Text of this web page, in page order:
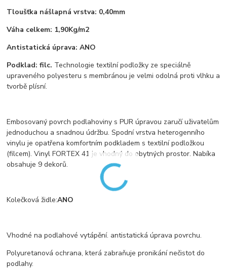
Tloušťka nášlapná vrstva: 0,40mm
Váha celkem: 1,90Kg/m2
Antistatická úprava: ANO
Podklad: filc. Technologie textilní podložky ze speciálně
upraveného polyesteru s membránou je velmi odolná proti vlhku a
tvorbě plísní.
Embosovaný povrch podlahoviny s PUR úpravou zaručí uživatelům
jednoduchou a snadnou údržbu. Spodní vrstva heterogenního
vinylu je opatřena komfortním podkladem s textilní podložkou
(filcem). Vinyl FORTEX 41 je vhodný do obytných prostor. Nabíka
obsahuje 9 dekorů.
Kolečková židle:ANO
Vhodné na podlahové vytápění. antistatická úprava povrchu.
Polyuretanová ochrana, která zabraňuje pronikání nečistot do
podlahy.